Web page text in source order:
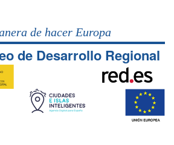
de hacer Europa
de Desarrollo Regional